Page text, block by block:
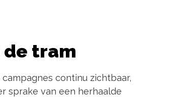
tram
continu zichtbaar,
sprake van een herhaalde